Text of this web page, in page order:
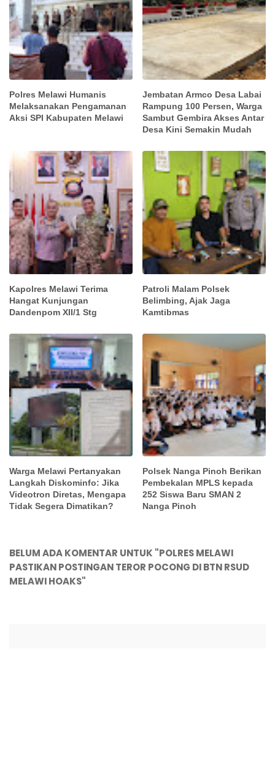
Polres Melawi Humanis
Melaksanakan Pengamanan
Aksi SPI Kabupaten Melawi
Jembatan Armco Desa Labai
Rampung 100 Persen, Warga
Sambut Gembira Akses Antar
Desa Kini Semakin Mudah
Kapolres Melawi Terima
Hangat Kunjungan
Dandenpom XII/1 Stg
Patroli Malam Polsek
Belimbing, Ajak Jaga
Kamtibmas
Warga Melawi Pertanyakan
Langkah Diskominfo: Jika
Videotron Diretas, Mengapa
Tidak Segera Dimatikan?
Polsek Nanga Pinoh Berikan
Pembekalan MPLS kepada
252 Siswa Baru SMAN 2
Nanga Pinoh
BELUM ADA KOMENTAR UNTUK "POLRES MELAWI
PASTIKAN POSTINGAN TEROR POCONG DI BTN RSUD
MELAWI HOAKS"